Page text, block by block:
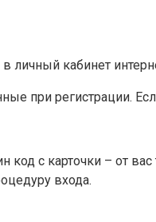
личный кабинет
при регистрации.
код с карточки – от
входа.